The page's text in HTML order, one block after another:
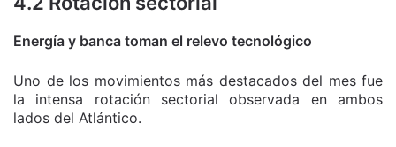
Energía y banca toman el relevo tecnológico
Uno de los movimientos más destacados del mes fue
la intensa rotación sectorial observada en ambos
lados del Atlántico.